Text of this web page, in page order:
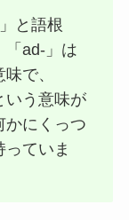
と語根
「ad-」は
で、
いう意味が
かにくっつ
っていま